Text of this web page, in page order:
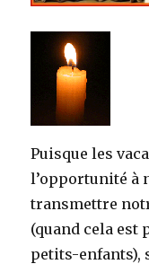
Puisque les
l’opportunité à
transmettre
(quand cela est
petits-enfants),